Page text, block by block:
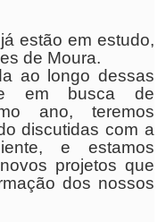
estão em estudo,
de Moura.
ao longo dessas
em busca de
ano, teremos
discutidas com a
e estamos
projetos que
dos nossos